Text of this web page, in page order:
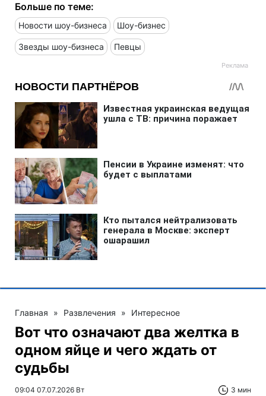
Больше по теме:
Новости шоу-бизнеса Шоу-бизнес
Звезды шоу-бизнеса Певцы
Главная » Развлечения » Интересное
Вот что означают два желтка в
одном яйце и чего ждать от
судьбы
09:04 07.07.2026 Вт 3 мин